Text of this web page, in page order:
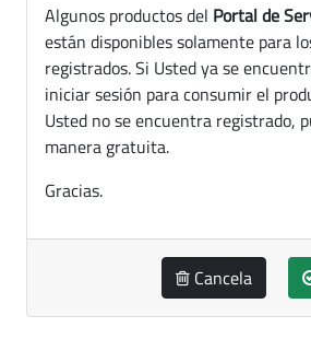
Algunos productos del Portal de
están disponibles solamente para
registrados. Si Usted ya se
iniciar sesión para consumir el
Usted no se encuentra registrado,
manera gratuita.
Gracias.
Cancela